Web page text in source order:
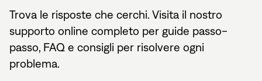
Trova le risposte che cerchi. Visita il nostro
supporto online completo per guide passo-
passo, FAQ e consigli per risolvere ogni
problema.